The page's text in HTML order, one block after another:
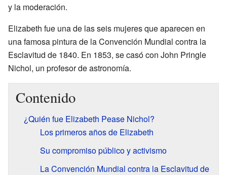
y la moderación.
Elizabeth fue una de las seis mujeres que aparecen en
una famosa pintura de la Convención Mundial contra la
Esclavitud de 1840. En 1853, se casó con John Pringle
Nichol, un profesor de astronomía.
Contenido
¿Quién fue Elizabeth Pease Nichol?
Los primeros años de Elizabeth
Su compromiso público y activismo
La Convención Mundial contra la Esclavitud de